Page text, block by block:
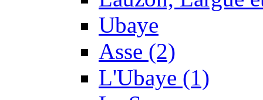
Ubaye
Asse (2)
L'Ubaye (1)